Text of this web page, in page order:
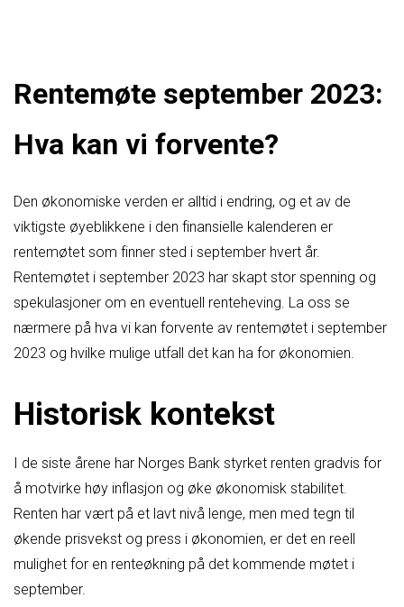
Rentemøte september 2023:
Hva kan vi forvente?
Den økonomiske verden er alltid i endring, og et av de
viktigste øyeblikkene i den finansielle kalenderen er
rentemøtet som finner sted i september hvert år.
Rentemøtet i september 2023 har skapt stor spenning og
spekulasjoner om en eventuell renteheving. La oss se
nærmere på hva vi kan forvente av rentemøtet i september
2023 og hvilke mulige utfall det kan ha for økonomien.
Historisk kontekst
I de siste årene har Norges Bank styrket renten gradvis for
å motvirke høy inflasjon og øke økonomisk stabilitet.
Renten har vært på et lavt nivå lenge, men med tegn til
økende prisvekst og press i økonomien, er det en reell
mulighet for en renteøkning på det kommende møtet i
september.